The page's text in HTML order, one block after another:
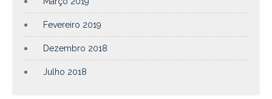
Fevereiro 2019
Dezembro 2018
Julho 2018